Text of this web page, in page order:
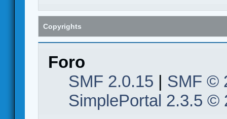
Copyrights
Foro
SMF 2.0.15 | SMF ©
SimplePortal 2.3.5 ©